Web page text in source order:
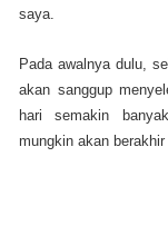
saya.
Pada awalnya dulu,
akan sanggup
hari semakin
mungkin akan